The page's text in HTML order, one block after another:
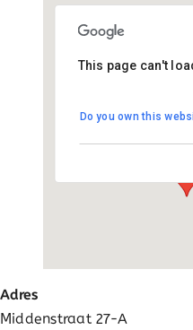
St
Middenstraat
This page can't
Do you own this
Adres
Middenstraat 27-A